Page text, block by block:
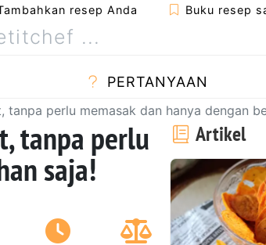
resep Anda Buku resep
PERTANYAAN
perlu memasak dan hanya dengan
tanpa perlu
saja!
Artikel